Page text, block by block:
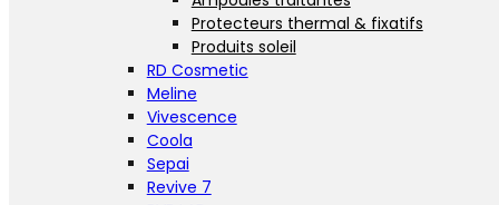
Protecteurs thermal & fixatifs
Produits soleil
RD Cosmetic
Meline
Vivescence
Coola
Sepai
Revive 7